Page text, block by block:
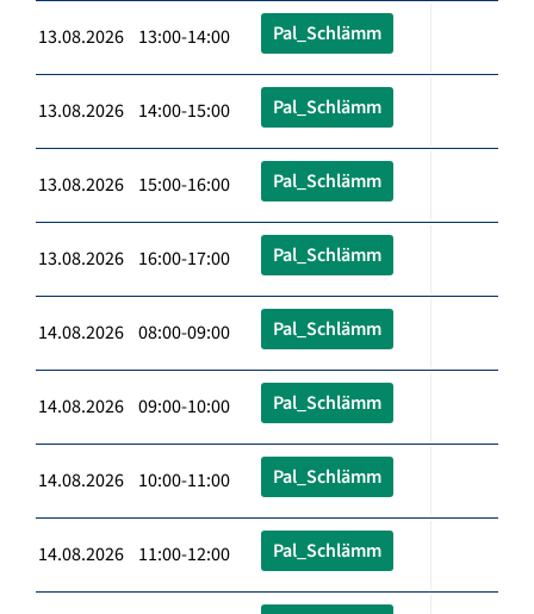
13.08.2026 13:00-14:00 Pal_Schlämm
13.08.2026 14:00-15:00 Pal_Schlämm
13.08.2026 15:00-16:00 Pal_Schlämm
13.08.2026 16:00-17:00 Pal_Schlämm
14.08.2026 08:00-09:00 Pal_Schlämm
14.08.2026 09:00-10:00 Pal_Schlämm
14.08.2026 10:00-11:00 Pal_Schlämm
14.08.2026 11:00-12:00 Pal_Schlämm